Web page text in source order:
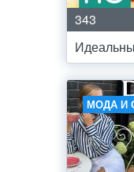
343
МОДА И